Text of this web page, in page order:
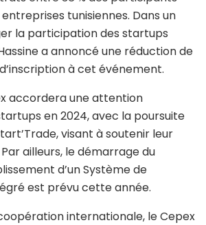
tunisiennes. Dans un
la participation des startups
a annoncé une réduction de
à cet événement.
accordera une attention
en 2024, avec la poursuite
visant à soutenir leur
ailleurs, le démarrage du
d’un Système de
est prévu cette année.
internationale, le Cepex